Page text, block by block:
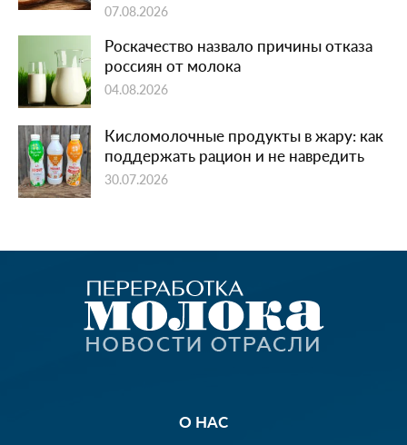
07.08.2026
Роскачество назвало причины отказа
россиян от молока
04.08.2026
Кисломолочные продукты в жару: как
поддержать рацион и не навредить
30.07.2026
О НАС